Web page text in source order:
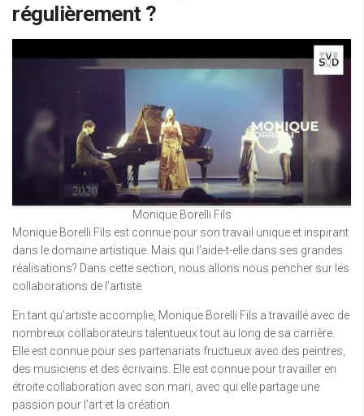
régulièrement ?
Monique Borelli Fils
Monique Borelli Fils est connue pour son travail unique et inspirant
dans le domaine artistique. Mais qui l’aide-t-elle dans ses grandes
réalisations? Dans cette section, nous allons nous pencher sur les
collaborations de l’artiste.
En tant qu’artiste accomplie, Monique Borelli Fils a travaillé avec de
nombreux collaborateurs talentueux tout au long de sa carrière.
Elle est connue pour ses partenariats fructueux avec des peintres,
des musiciens et des écrivains. Elle est connue pour travailler en
étroite collaboration avec son mari, avec qui elle partage une
passion pour l’art et la création.